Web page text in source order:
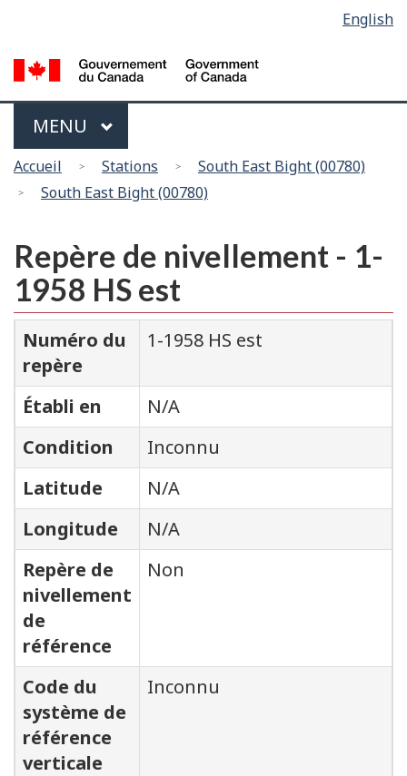
main
content
la
version
HTML
la
langue
English
Menu
MAIN
MENU
Vous
êtes
Accueil Stations
South East Bight (00780)
South East Bight (00780)
Repère de nivellement - 1-
1958 HS est
Numéro du
repère
1-1958 HS est
Établi en
N/A
Condition
Inconnu
Latitude
N/A
Longitude
N/A
Repère de
nivellement
de
référence
Non
Code du
système de
référence
verticale
Inconnu